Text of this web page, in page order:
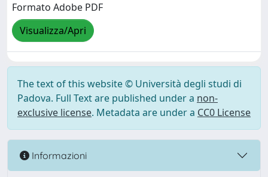
Formato Adobe PDF
Visualizza/Apri
The text of this website © Università degli studi di
Padova. Full Text are published under a non-
exclusive license. Metadata are under a CC0 License
Informazioni